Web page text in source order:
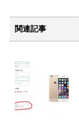
関連記事